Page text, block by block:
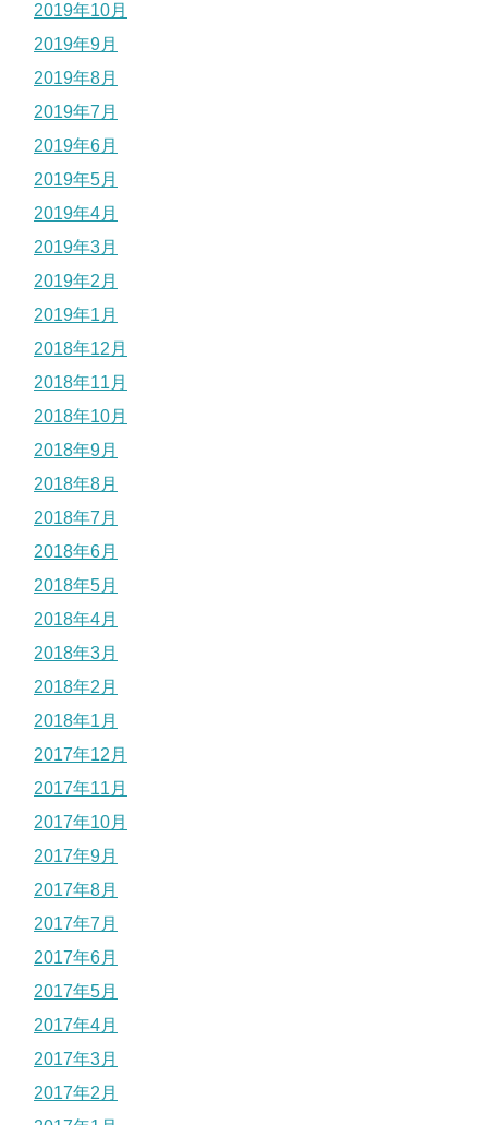
2019年10月
2019年9月
2019年8月
2019年7月
2019年6月
2019年5月
2019年4月
2019年3月
2019年2月
2019年1月
2018年12月
2018年11月
2018年10月
2018年9月
2018年8月
2018年7月
2018年6月
2018年5月
2018年4月
2018年3月
2018年2月
2018年1月
2017年12月
2017年11月
2017年10月
2017年9月
2017年8月
2017年7月
2017年6月
2017年5月
2017年4月
2017年3月
2017年2月